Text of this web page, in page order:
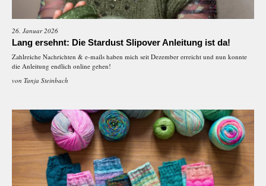
26. Januar 2026
Lang ersehnt: Die Stardust Slipover Anleitung ist da!
Zahlreiche Nachrichten & e-mails haben mich seit Dezember erreicht und nun konnte
die Anleitung endlich online gehen!
von Tanja Steinbach